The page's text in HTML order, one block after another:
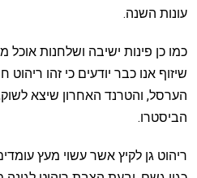
עונות השנה.
כמו כן פינות ישיבה ושלחנות אוכל
שיזוף אנו כבר יודעים כי זהו ריהוט
הערסל, והטרנד האחרון שיצא לשוק,
הביסטרו.
ריהוט גן לקיץ אשר עשוי מעץ